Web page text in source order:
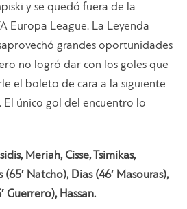
y se quedó fuera de la
Europa League. La Leyenda
grandes oportunidades
no logró dar con los goles que
el boleto de cara a la siguiente
El único gol del encuentro lo
Meriah, Cisse, Tsimikas,
Natcho), Dias (46′ Masouras),
Guerrero), Hassan.